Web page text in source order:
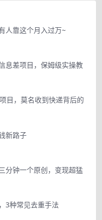
人靠这个月入过万~
息差项目，保姆级实操教
目，莫名收到快递背后的
新路子
分钟一个原创，变现超猛
3种常见去重手法